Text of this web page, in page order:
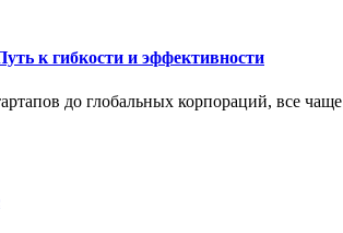
к гибкости и эффективности
до глобальных корпораций, все